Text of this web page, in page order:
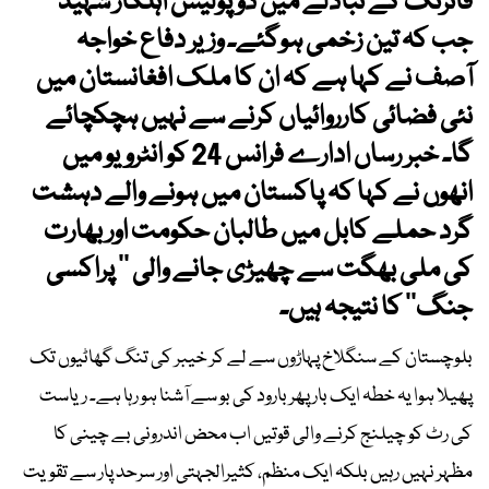
جب کہ تین زخمی ہوگئے۔ وزیر دفاع خواجہ
آصف نے کہا ہے کہ ان کا ملک افغانستان میں
نئی فضائی کارروائیاں کرنے سے نہیں ہچکچائے
گا۔ خبر رساں ادارے فرانس 24 کو انٹرویو میں
انھوں نے کہا کہ پاکستان میں ہونے والے دہشت
گرد حملے کابل میں طالبان حکومت اور بھارت
کی ملی بھگت سے چھیڑی جانے والی ’’ پراکسی
جنگ‘‘ کا نتیجہ ہیں۔
بلوچستان کے سنگلاخ پہاڑوں سے لے کر خیبر کی تنگ گھاٹیوں تک
پھیلا ہوا یہ خطہ ایک بار پھر بارود کی بو سے آشنا ہو رہا ہے۔ ریاست
کی رٹ کو چیلنج کرنے والی قوتیں اب محض اندرونی بے چینی کا
مظہر نہیں رہیں بلکہ ایک منظم، کثیرالجہتی اور سرحد پار سے تقویت